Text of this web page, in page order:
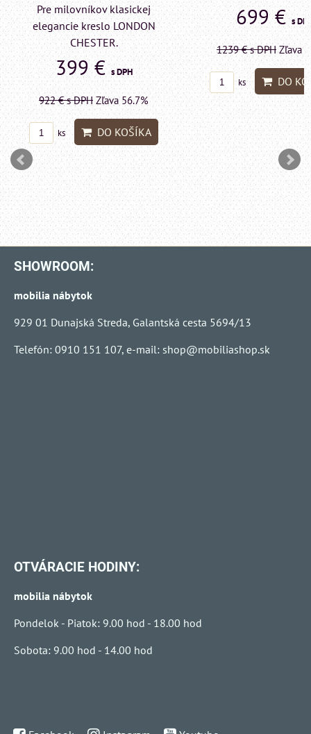
699 €s DPH
1239 €s DPH Zľava 43.6%
ks DO KOŠÍKA
Pre milovníkov
elegancie kreslo a
LONDON
599 €s
1415 €s DPH Zľava
ks DO
SHOWROOM:
mobilia nábytok
929 01 Dunajská Streda, Galantská cesta 5694/13
Telefón: 0910 151 107, e-mail: shop@mobiliashop.sk
OTVÁRACIE HODINY:
mobilia nábytok
Pondelok - Piatok: 9.00 hod - 18.00 hod
Sobota: 9.00 hod - 14.00 hod